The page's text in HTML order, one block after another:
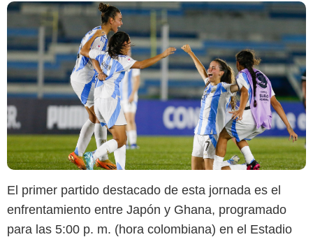
El primer partido destacado de esta jornada es el
enfrentamiento entre Japón y Ghana, programado
para las 5:00 p. m. (hora colombiana) en el Estadio